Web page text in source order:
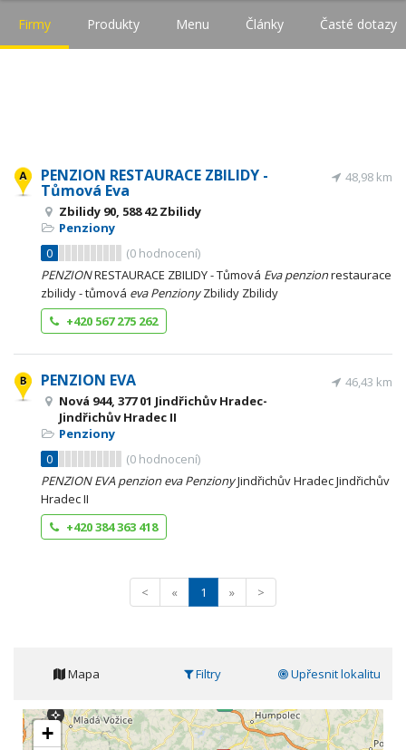
Firmy Produkty Menu Články Časté dotazy
PENZION RESTAURACE ZBILIDY -
Tůmová Eva
Zbilidy 90, 588 42 Zbilidy
Penziony
0
(0 hodnocení)
48,98 km
PENZIONRESTAURACE ZBILIDY - Tůmová Eva penzionrestaurace
zbilidy - tůmová eva PenzionyZbilidy Zbilidy
+420 567 275 262
PENZION EVA
Nová 944, 377 01 Jindřichův Hradec-
Jindřichův Hradec II
Penziony
0
(0 hodnocení)
46,43 km
PENZION EVA penzion eva PenzionyJindřichův Hradec Jindřichův
Hradec II
+420 384 363 418
< « 1 » >
Mapa Filtry Upřesnit lokalitu
+